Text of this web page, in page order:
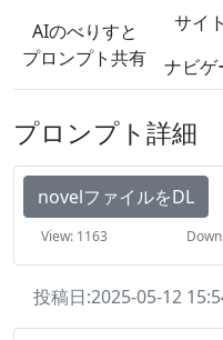
AIのべりすと
プロンプト共有
サイ
ナビゲ
プロンプト詳細
novelファイルをDL
View: 1163
投稿日:2025-05-12